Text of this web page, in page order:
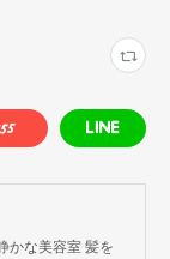
かな美容室 髪を